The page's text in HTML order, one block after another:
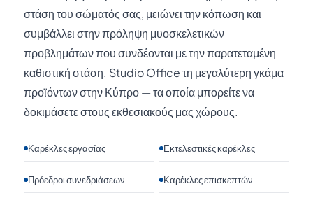
στάση του σώματός σας, μειώνει την κόπωση και
συμβάλλει στην πρόληψη μυοσκελετικών
προβλημάτων που συνδέονται με την παρατεταμένη
καθιστική στάση. Studio Office τη μεγαλύτερη γκάμα
προϊόντων στην Κύπρο — τα οποία μπορείτε να
δοκιμάσετε στους εκθεσιακούς μας χώρους.
Καρέκλες εργασίας Εκτελεστικές καρέκλες
Πρόεδροι συνεδριάσεων Καρέκλες επισκεπτών